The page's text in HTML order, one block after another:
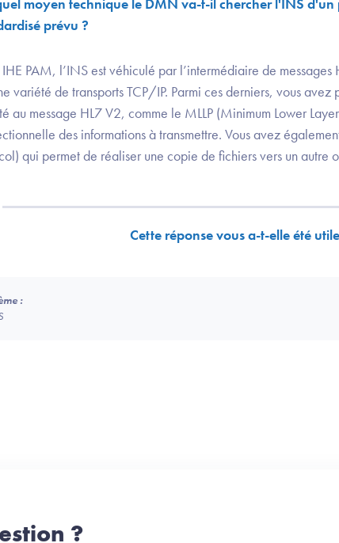
prévu ?
PAM, l’INS est véhiculé par l’intermédiaire de
variété de transports TCP/IP. Parmi ces derniers, vous
au message HL7 V2, comme le MLLP (Minimum Lower
des informations à transmettre. Vous avez
qui permet de réaliser une copie de fichiers vers un autre
Cette réponse vous a-t-elle été
:
?